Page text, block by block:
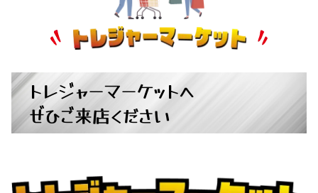
トレジャーマーケットへ
ぜひご来店ください